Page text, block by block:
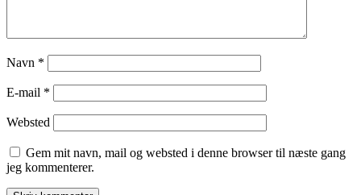
Navn *
E-mail *
Websted
Gem mit navn, mail og websted i denne browser til næste gang
jeg kommenterer.